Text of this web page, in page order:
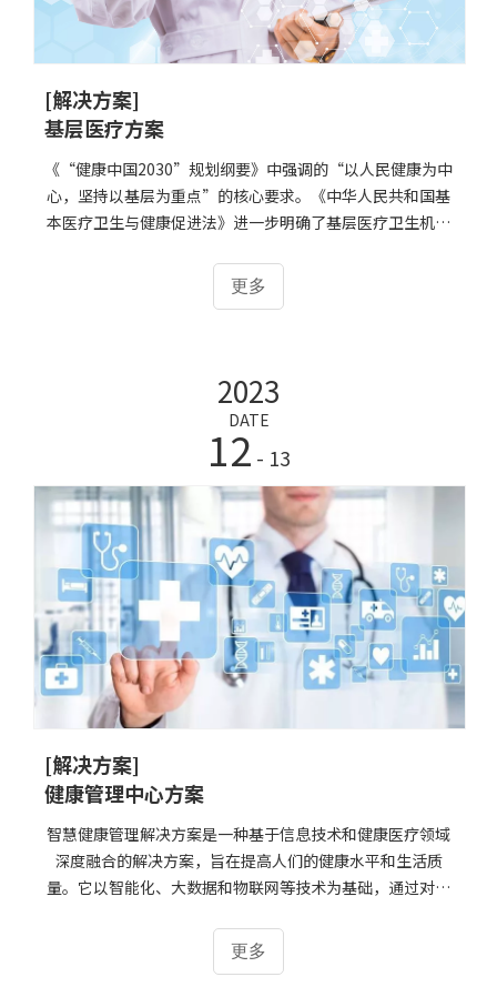
[解决方案]
基层医疗方案
《“健康中国2030”规划纲要》中强调的“以人民健康为中
心，坚持以基层为重点”的核心要求。《中华人民共和国基
本医疗卫生与健康促进法》进一步明确了基层医疗卫生机构
提出“共建共享、全民健康”，是建设健康中国的战略主
题。核心是以人民健康为中心，坚持以基层为重点推行健康
更多
2023
DATE
12 - 13
[解决方案]
健康管理中心方案
智慧健康管理解决方案是一种基于信息技术和健康医疗领域
深度融合的解决方案，旨在提高人们的健康水平和生活质
量。它以智能化、大数据和物联网等技术为基础，通过对个
性化的健康管理服务和风险预警，帮助人们更好地管理自己
的健康，预防和控制疾病的发生和发展。智慧健康管理解决
更多